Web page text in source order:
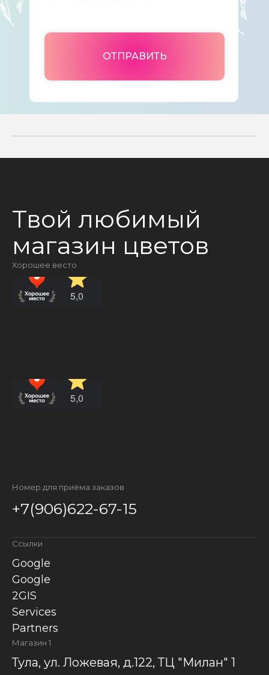
ОТПРАВИТЬ
Твой любимый
магазин цветов
Хорошее весто
Номер для приёма заказов
+7(906)622-67-15
Ссылки
Google
Google
2GIS
Services
Partners
Магазин 1
Тула, ул. Ложевая, д.122, ТЦ "Милан" 1